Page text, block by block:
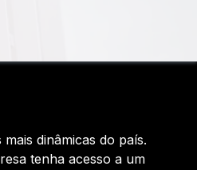
dinâmicas do país.
tenha acesso a um